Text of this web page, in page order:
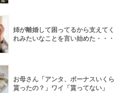
姉が離婚して困ってるから支えてく
れみたいなことを言い始めた・・・
お母さん「アンタ、ボーナスいくら
貰ったの？」ワイ「貰ってない」